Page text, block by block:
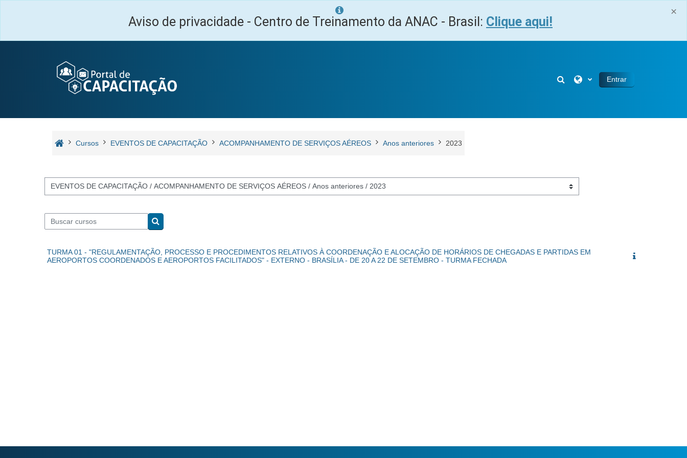
×
Aviso de privacidade - Centro de Treinamento da ANAC - Brasil: Clique aqui!
Alternar entrada de pesquisa
Entrar
Cursos EVENTOS DE CAPACITAÇÃO ACOMPANHAMENTO DE SERVIÇOS AÉREOS Anos anteriores 2023
Categorias de Cursos
Buscar cursos
Buscar cursos
TURMA 01 - "REGULAMENTAÇÃO, PROCESSO E PROCEDIMENTOS RELATIVOS À COORDENAÇÃO E ALOCAÇÃO DE HORÁRIOS DE CHEGADAS E PARTIDAS EM
AEROPORTOS COORDENADOS E AEROPORTOS FACILITADOS" - EXTERNO - BRASÍLIA - DE 20 A 22 DE SETEMBRO - TURMA FECHADA